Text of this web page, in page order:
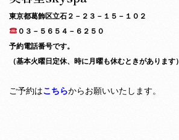
東京都葛飾区立石２－２３－１５－１０２
０３－５６５４－６２５０
予約電話番号です。
（基本火曜日定休、時に月曜も休むときがあります）
ご予約はこちらからお願いいたします。